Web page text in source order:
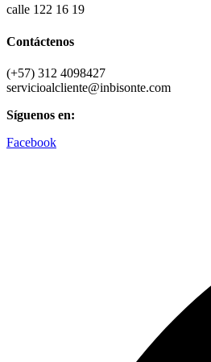
calle 122 16 19
Contáctenos
(+57) 312 4098427
servicioalcliente@inbisonte.com
Síguenos en:
Facebook